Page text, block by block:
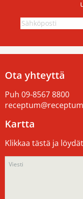
Ota yhteyttä
Puh 09-8567 8800
Kartta
Klikkaa tästä ja